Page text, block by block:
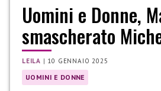
Uomini e Donne,
smascherato
LEILA | 10 GENNAIO 2025
UOMINI E DONNE